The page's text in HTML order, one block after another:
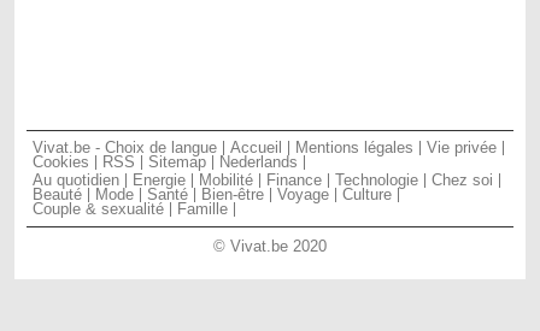
Vivat.be - Choix de langue Accueil Mentions légales
Vie privée
Cookies
RSS Sitemap
Nederlands
Au quotidien
Energie Mobilité Finance Technologie
Chez soi
Beauté
Mode Santé Bien-être Voyage
Culture
Couple & sexualité
Famille
© Vivat.be 2020